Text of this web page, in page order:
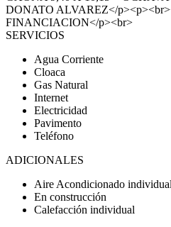
DONATO ALVAREZ</
FINANCIACION</p><br>
SERVICIOS
Agua Corriente
Cloaca
Gas Natural
Internet
Electricidad
Pavimento
Teléfono
ADICIONALES
Aire Acondicionado individual
En construcción
Calefacción individual